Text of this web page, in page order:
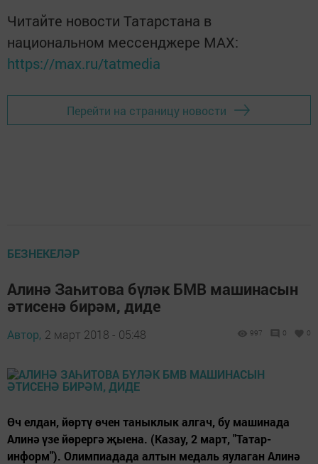
Читайте новости Татарстана в
национальном мессенджере MАХ:
https://max.ru/tatmedia
Перейти на страницу новости
БЕЗНЕКЕЛӘР
Алинә Заһитова бүләк БМВ машинасын
әтисенә бирәм, диде
Автор, 2 март 2018 - 05:48 997 0 0
Өч елдан, йөртү өчен таныклык алгач, бу машинада
Алинә үзе йөрергә җыена. (Казаy, 2 март, "Татар-
информ"). Олимпиадада алтын медаль яулаган Алинә